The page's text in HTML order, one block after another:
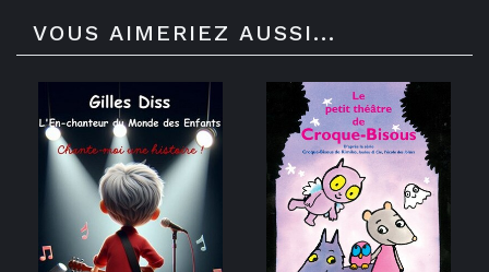
VOUS AIMERIEZ AUSSI...